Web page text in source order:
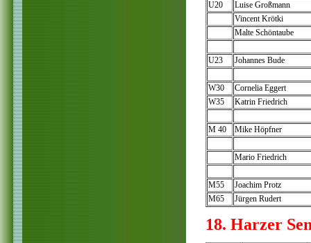
U20
Luise Großmann
Vincent Krötki
Malte Schöntaube
U23 Johannes Bude
W30
Cornelia Eggert
W35
Katrin Friedrich
M 40 Mike Höpfner
Mario Friedrich
M55
Joachim Protz
M65
Jürgen Rudert
18. Harzer